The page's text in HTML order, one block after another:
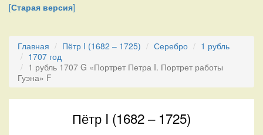
[Старая версия]
Главная Пётр I (1682 – 1725) Серебро
1 рубль
1707 год
1 рубль 1707 G «Портрет Петра I. Портрет работы
Гуэна» F
Пётр I (1682 – 1725)